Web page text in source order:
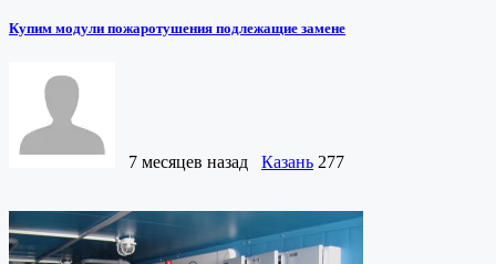
Купим модули пожаротушения подлежащие замене
7 месяцев назад Казань 277